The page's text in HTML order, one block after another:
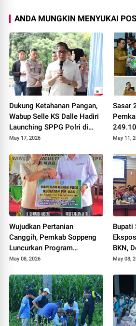
ANDA MUNGKIN MENYUKAI
Dukung Ketahanan Pangan,
Wabup Selle KS Dalle Hadiri
Launching SPPG Polri di
Lalabata
May 17, 2026
Sasar
May 11,
Wujudkan Pertanian
Canggih, Pemkab Soppeng
Luncurkan Program
Advanced Agriculture
May 08, 2026
Bupati
BKN,
May 08,